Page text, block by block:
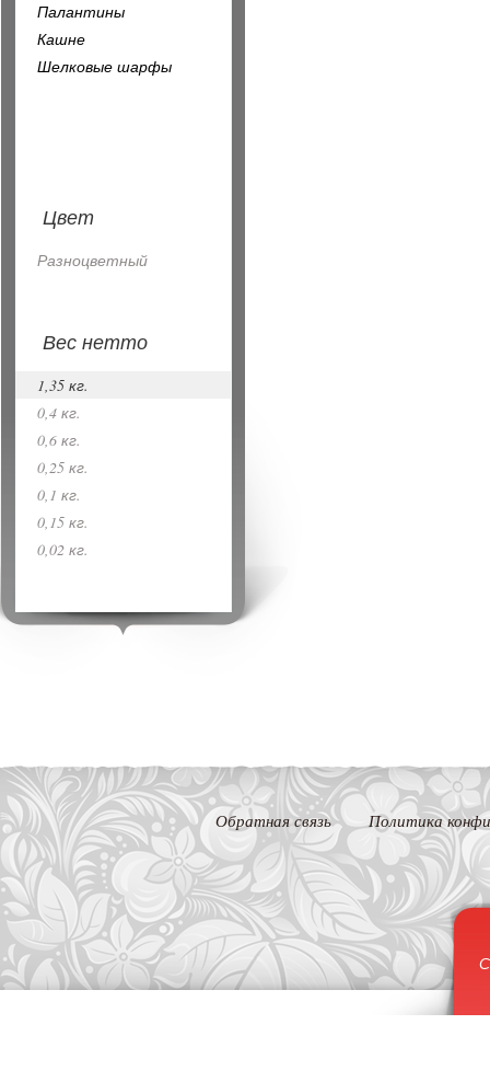
Палантины
Кашне
Шелковые шарфы
Цвет
Разноцветный
Вес нетто
1,35 кг.
0,4 кг.
0,6 кг.
0,25 кг.
0,1 кг.
0,15 кг.
0,02 кг.
Обратная связь Политика